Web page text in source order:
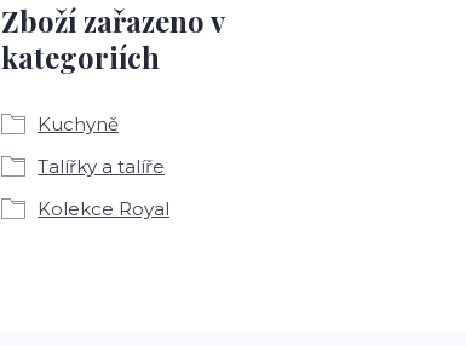
Zboží zařazeno v
kategoriích
Kuchyně
Talířky a talíře
Kolekce Royal